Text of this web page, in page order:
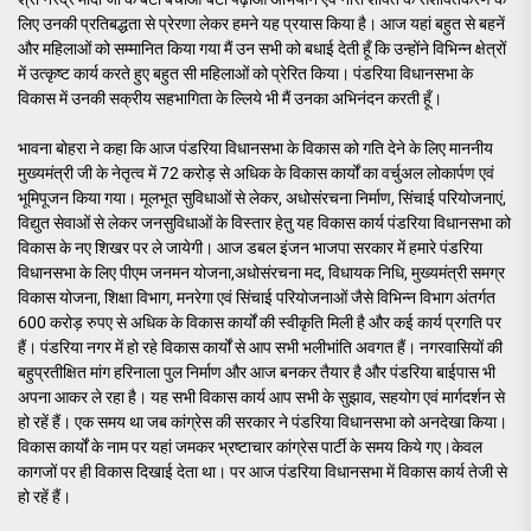
लिए उनकी प्रतिबद्धता से प्रेरणा लेकर हमने यह प्रयास किया है। आज यहां बहुत से बहनें
और महिलाओं को सम्मानित किया गया मैं उन सभी को बधाई देती हूँ कि उन्होंने विभिन्न क्षेत्रों
में उत्कृष्ट कार्य करते हुए बहुत सी महिलाओं को प्रेरित किया। पंडरिया विधानसभा के
विकास में उनकी सक्रीय सहभागिता के ल्लिये भी मैं उनका अभिनंदन करती हूँ।
भावना बोहरा ने कहा कि आज पंडरिया विधानसभा के विकास को गति देने के लिए माननीय
मुख्यमंत्री जी के नेतृत्व में 72 करोड़ से अधिक के विकास कार्यों का वर्चुअल लोकार्पण एवं
भूमिपूजन किया गया। मूलभूत सुविधाओं से लेकर, अधोसंरचना निर्माण, सिंचाई परियोजनाएं,
विद्युत सेवाओं से लेकर जनसुविधाओं के विस्तार हेतु यह विकास कार्य पंडरिया विधानसभा को
विकास के नए शिखर पर ले जायेगी। आज डबल इंजन भाजपा सरकार में हमारे पंडरिया
विधानसभा के लिए पीएम जनमन योजना,अधोसंरचना मद, विधायक निधि, मुख्यमंत्री समग्र
विकास योजना, शिक्षा विभाग, मनरेगा एवं सिंचाई परियोजनाओं जैसे विभिन्न विभाग अंतर्गत
600 करोड़ रुपए से अधिक के विकास कार्यों की स्वीकृति मिली है और कई कार्य प्रगति पर
हैं। पंडरिया नगर में हो रहे विकास कार्यों से आप सभी भलीभांति अवगत हैं। नगरवासियों की
बहुप्रतीक्षित मांग हरिनाला पुल निर्माण और आज बनकर तैयार है और पंडरिया बाईपास भी
अपना आकर ले रहा है। यह सभी विकास कार्य आप सभी के सुझाव, सहयोग एवं मार्गदर्शन से
हो रहें हैं। एक समय था जब कांग्रेस की सरकार ने पंडरिया विधानसभा को अनदेखा किया।
विकास कार्यों के नाम पर यहां जमकर भ्रष्टाचार कांग्रेस पार्टी के समय किये गए।केवल
कागजों पर ही विकास दिखाई देता था। पर आज पंडरिया विधानसभा में विकास कार्य तेजी से
हो रहें हैं।